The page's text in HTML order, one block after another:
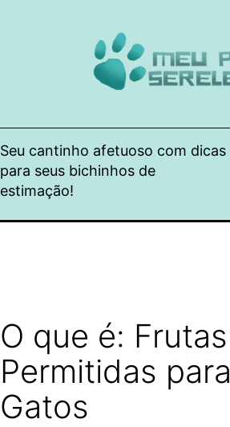
Seu cantinho afetuoso com dicas
para seus bichinhos de
estimação!
O que é: Frutas
Permitidas para
Gatos